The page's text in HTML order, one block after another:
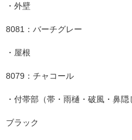
・外壁
8081：バーチグレー
・屋根
8079：チャコール
・付帯部（帯・雨樋・破風・鼻隠
ブラック